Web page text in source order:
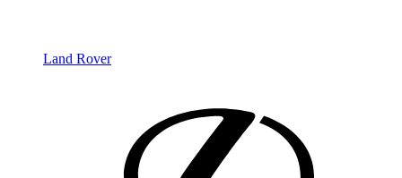
Land Rover